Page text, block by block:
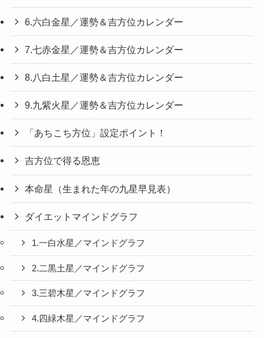
6.六白金星／運勢＆吉方位カレンダー
7.七赤金星／運勢＆吉方位カレンダー
8.八白土星／運勢＆吉方位カレンダー
9.九紫火星／運勢＆吉方位カレンダー
「あちこち方位」設定ポイント！
吉方位で得る恩恵
本命星（生まれた年の九星早見表）
ダイエットマインドグラフ
1.一白水星／マインドグラフ
2.二黒土星／マインドグラフ
3.三碧木星／マインドグラフ
4.四緑木星／マインドグラフ